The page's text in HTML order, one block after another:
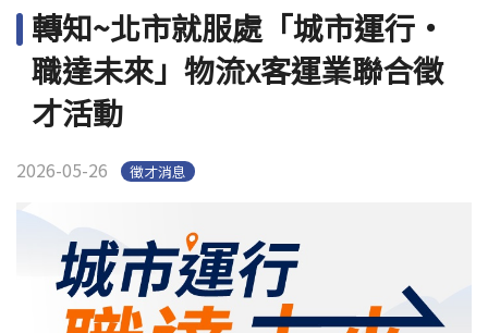
相關連結
English
轉知~北市就服處「城市運行·
職達未來」物流x客運業聯合徵
才活動
2026-05-26 徵才消息